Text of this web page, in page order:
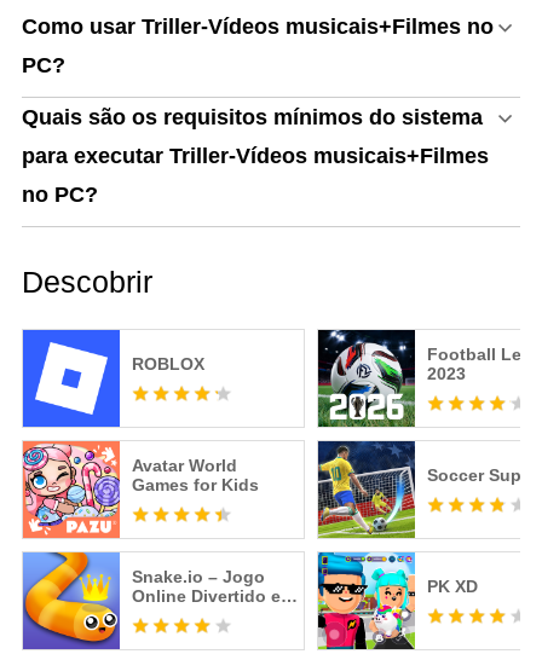
Como usar Triller-Vídeos musicais+Filmes no
PC?
Quais são os requisitos mínimos do sistema
para executar Triller-Vídeos musicais+Filmes
no PC?
Descobrir
ROBLOX
Football
2023
Avatar World
Games for Kids
Soccer Super
Snake.io – Jogo
Online Divertido e
Viciante
PK XD